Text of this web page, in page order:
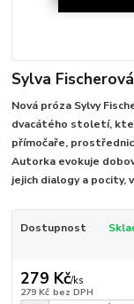
Sylva Fischerová
Nová próza Sylvy
dvacátého století,
přímočaře,
Autorka evokuje
jejich dialogy a pocity,
Dostupnost
279 Kč/ks
279 Kč bez DPH